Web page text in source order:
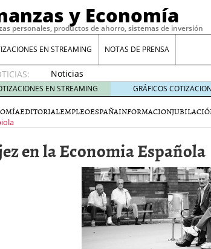
y Economía
personales, productos de ahorro, sistemas de inversión
EN STREAMING NOTAS DE PRENSA
Noticias
de XRP
por qué
las
whales
suelen
16
de abril
de 2026
Comparativa Costes vs Agilidad: ¿Por
acelera la rentabilidad?
12 de diciembre
Meses sin intereses: Cómo aprovechar
EN STREAMING GRÁFICOS
EDITORIALEMPLEOESPAÑAINFORMACION
en la Economia Española